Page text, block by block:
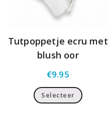
Tutpoppetje ecru met
blush oor
€9.95
Selecteer